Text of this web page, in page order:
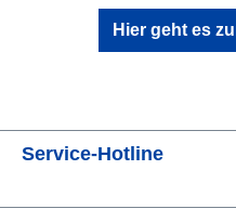
Hier geht es
Service-Hotline